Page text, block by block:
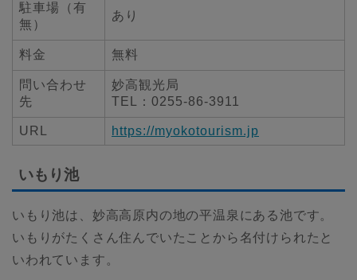
駐車場（有
無）
あり
料金 無料
問い合わせ
先
妙高観光局
TEL：0255-86-3911
URL https://myokotourism.jp
いもり池
いもり池は、妙高高原内の地の平温泉にある池です。
いもりがたくさん住んでいたことから名付けられたと
いわれています。